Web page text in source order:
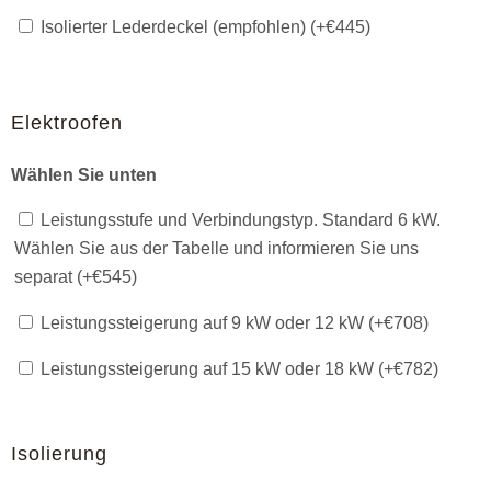
Isolierter Lederdeckel (empfohlen) (+€445)
Elektroofen
Wählen Sie unten
Leistungsstufe und Verbindungstyp. Standard 6 kW.
Wählen Sie aus der Tabelle und informieren Sie uns
separat (+€545)
Leistungssteigerung auf 9 kW oder 12 kW (+€708)
Leistungssteigerung auf 15 kW oder 18 kW (+€782)
Isolierung